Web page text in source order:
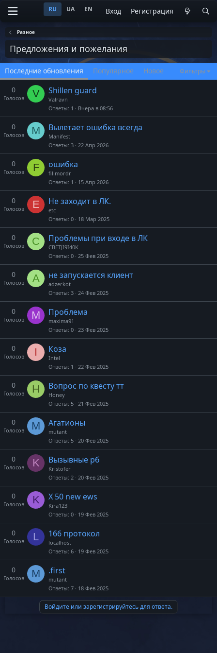
RU UA EN Вход Регистрация
Разное
Предложения и пожелания
Последние обновления Популярное Новое Фильтры
0
Голосов V Shillen guard
Valravn
Ответы 1 Вчера в 08:56
0
Голосов M Вылетает ошибка всегда
Manifest
Ответы 3 22 Апр 2026
0
Голосов F ошибка
filimordr
Ответы 1 15 Апр 2026
0
Голосов E Не заходит в ЛК.
etc
Ответы 0 18 Мар 2025
0
Голосов C Проблемы при входе в ЛК
CBETJI9I40K
Ответы 0 25 Фев 2025
0
Голосов A не запускается клиент
adzerkot
Ответы 3 24 Фев 2025
0
Голосов M Проблема
maxima91
Ответы 0 23 Фев 2025
0
Голосов I Коза
Intel
Ответы 1 22 Фев 2025
0
Голосов H Вопрос по квесту тт
Honey
Ответы 5 21 Фев 2025
0
Голосов M Агатионы
mutant
Ответы 5 20 Фев 2025
0
Голосов K Вызывные рб
Kristofer
Ответы 2 20 Фев 2025
0
Голосов K X 50 new ews
Kira123
Ответы 0 19 Фев 2025
0
Голосов L 166 протокол
localhost
Ответы 6 19 Фев 2025
0
Голосов M .first
mutant
Ответы 7 18 Фев 2025
Войдите или зарегистрируйтесь для ответа.